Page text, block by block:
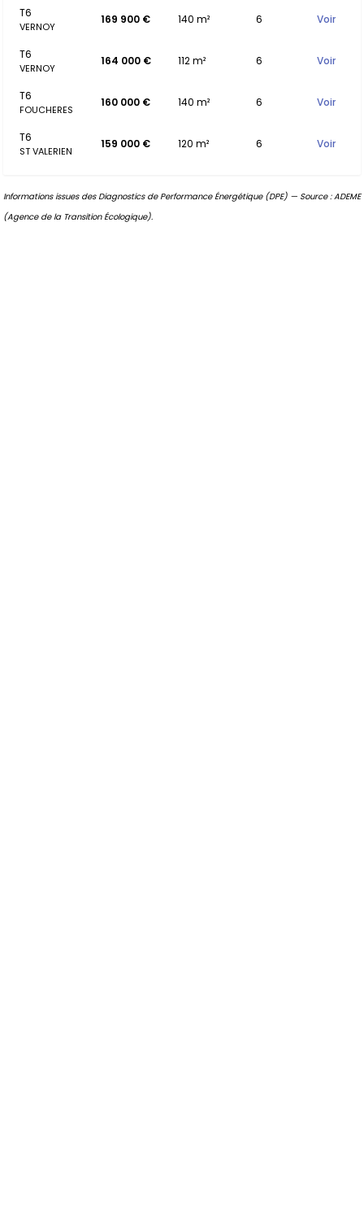
T6
VERNOY
169 900 € 140 m² 6 Voir
T6
VERNOY
164 000 € 112 m² 6 Voir
T6
FOUCHERES
160 000 € 140 m² 6 Voir
T6
ST VALERIEN
159 000 € 120 m² 6 Voir
Informations issues des Diagnostics de Performance Énergétique (DPE) — Source : ADEME
(Agence de la Transition Écologique).